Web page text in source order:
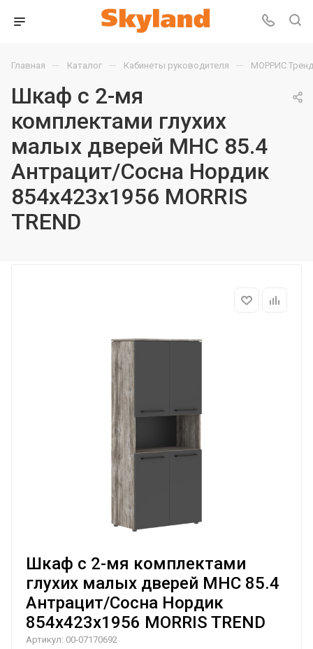
Главная — Каталог — Кабинеты руководителя — МОРРИС Тренд
Шкаф с 2-мя
комплектами глухих
малых дверей MHC 85.4
Антрацит/Сосна Нордик
854х423х1956 MORRIS
TREND
Шкаф с 2-мя комплектами
глухих малых дверей MHC 85.4
Антрацит/Сосна Нордик
854х423х1956 MORRIS TREND
Артикул: 00-07170692